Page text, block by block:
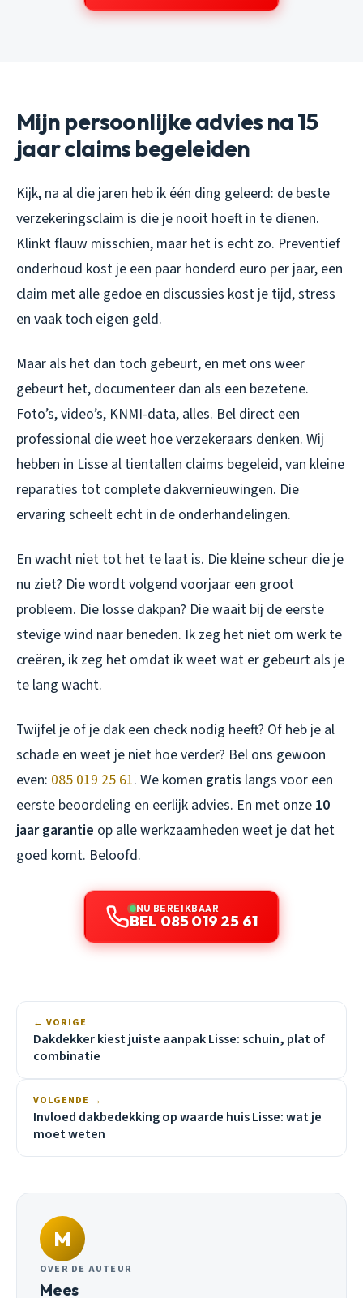
Mijn persoonlijke advies na 15
jaar claims begeleiden
Kijk, na al die jaren heb ik één ding geleerd: de beste
verzekeringsclaim is die je nooit hoeft in te dienen.
Klinkt flauw misschien, maar het is echt zo. Preventief
onderhoud kost je een paar honderd euro per jaar, een
claim met alle gedoe en discussies kost je tijd, stress
en vaak toch eigen geld.
Maar als het dan toch gebeurt, en met ons weer
gebeurt het, documenteer dan als een bezetene.
Foto’s, video’s, KNMI-data, alles. Bel direct een
professional die weet hoe verzekeraars denken. Wij
hebben in Lisse al tientallen claims begeleid, van kleine
reparaties tot complete dakvernieuwingen. Die
ervaring scheelt echt in de onderhandelingen.
En wacht niet tot het te laat is. Die kleine scheur die je
nu ziet? Die wordt volgend voorjaar een groot
probleem. Die losse dakpan? Die waait bij de eerste
stevige wind naar beneden. Ik zeg het niet om werk te
creëren, ik zeg het omdat ik weet wat er gebeurt als je
te lang wacht.
Twijfel je of je dak een check nodig heeft? Of heb je al
schade en weet je niet hoe verder? Bel ons gewoon
even: 085 019 25 61. We komen gratis langs voor een
eerste beoordeling en eerlijk advies. En met onze 10
jaar garantie op alle werkzaamheden weet je dat het
goed komt. Beloofd.
NU BEREIKBAAR
BEL 085 019 25 61
← VORIGE
Dakdekker kiest juiste aanpak Lisse: schuin, plat of
combinatie
VOLGENDE →
Invloed dakbedekking op waarde huis Lisse: wat je
moet weten
M
OVER DE AUTEUR
Mees